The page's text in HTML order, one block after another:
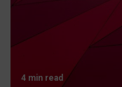
4 min read